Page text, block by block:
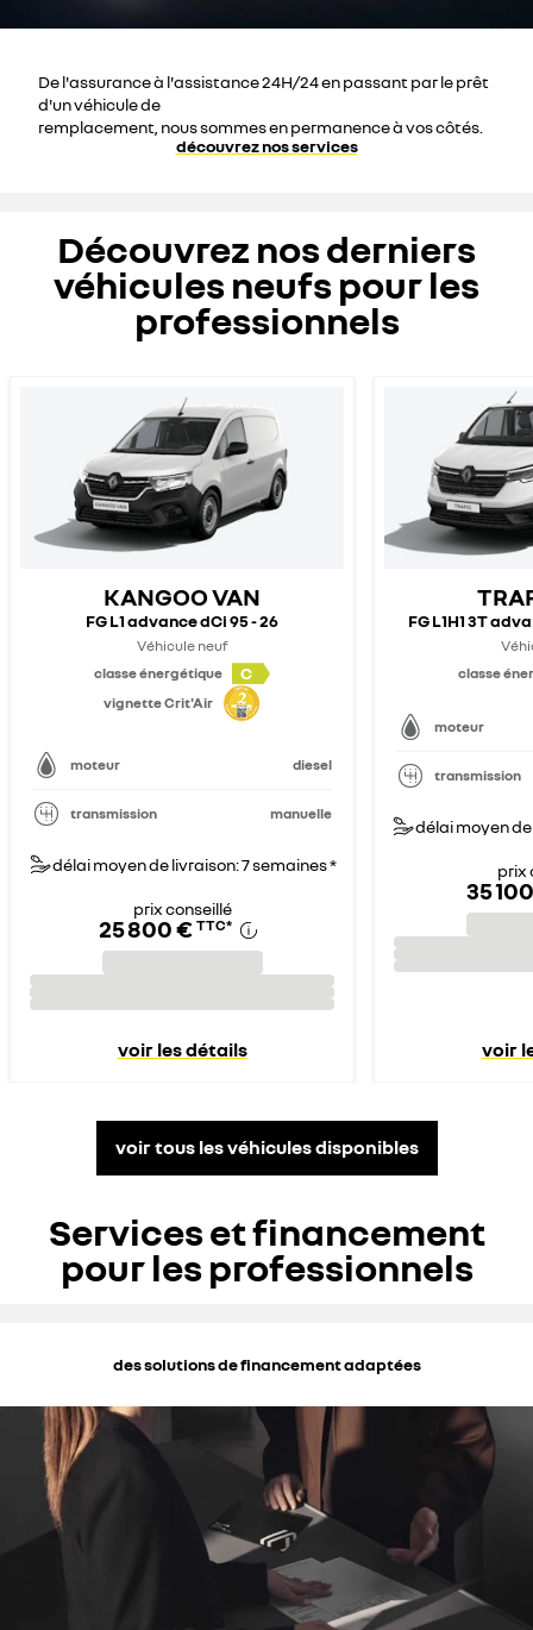
De l'assurance à l'assistance 24H/24 en passant par le prêt
d'un véhicule de
remplacement, nous sommes en permanence à vos côtés.
découvrez nos services
Découvrez nos derniers
véhicules neufs pour les
professionnels
KANGOO VAN
FG L1 advance dCi 95 - 26
Véhicule neuf
classe énergétique
C
vignette Crit'Air
moteur diesel
transmission manuelle
délai moyen de livraison: 7 semaines *
prix conseillé
25 800 € TTC*
voir les détails
FG L1H1 3T
classe
moteur
transmission
délai moyen
prix
35
voir
voir tous les véhicules disponibles
Services et financement
pour les professionnels
des solutions de financement adaptées